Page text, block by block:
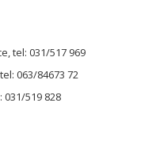
tel: 031/517 969
063/84673 72
031/519 828